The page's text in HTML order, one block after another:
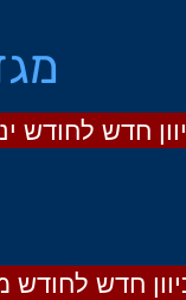
חדש לחודש
חדש לחודש מרץ